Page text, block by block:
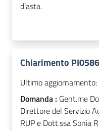
d’asta.
Chiarimento
Ultimo aggiornamento:
Domanda : Gent.me
Direttore del Servizio
RUP e Dott.ssa Sonia